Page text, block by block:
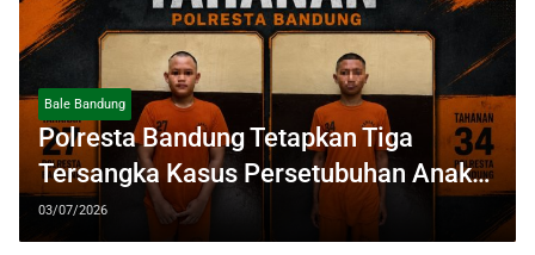
Bale Bandung
Polresta Bandung Tetapkan Tiga
Tersangka Kasus Persetubuhan Anak
di Ciparay
03/07/2026